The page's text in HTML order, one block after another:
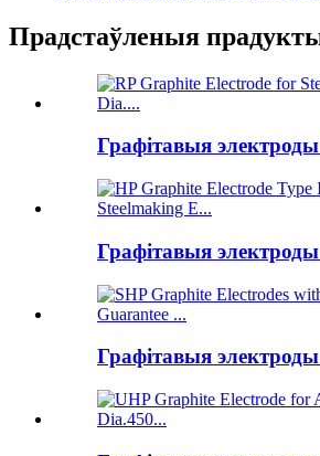
Прадстаўленыя
Графітавыя
Графітавыя
Графітавыя